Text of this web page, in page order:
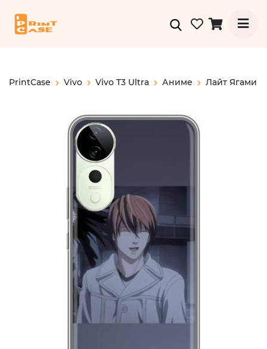
PrintCase Vivo Vivo T3 Ultra Аниме Лайт Ягами